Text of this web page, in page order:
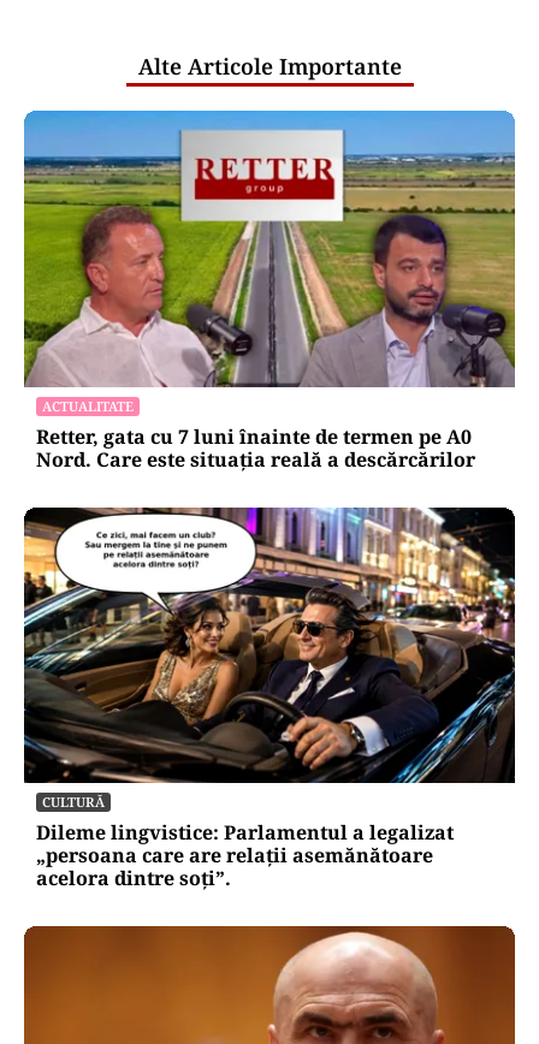
Alte Articole Importante
ACTUALITATE
Retter, gata cu 7 luni înainte de termen pe A0
Nord. Care este situația reală a descărcărilor
CULTURĂ
Dileme lingvistice: Parlamentul a legalizat
„persoana care are relații asemănătoare
acelora dintre soți”.